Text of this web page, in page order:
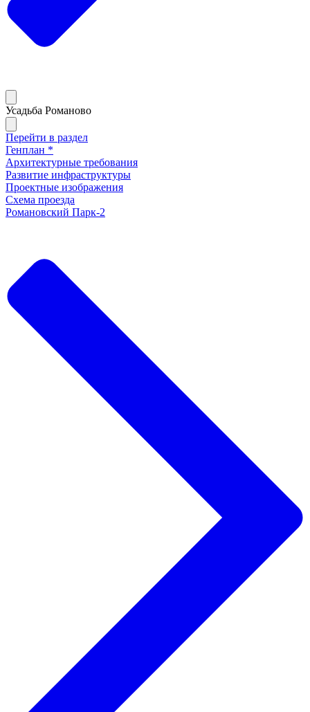
Усадьба Романово
Перейти в раздел
Генплан *
Архитектурные требования
Развитие инфраструктуры
Проектные изображения
Схема проезда
Романовский Парк-2